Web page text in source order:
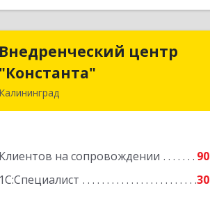
Внедренческий центр
"Константа"
Калининград
Клиентов на сопровождении
90
1С:Специалист
30
Внедренческий центр
Подробнее